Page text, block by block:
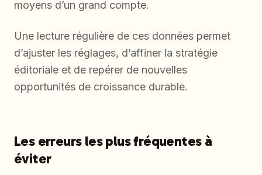
moyens d’un grand compte.
Une lecture régulière de ces données permet
d’ajuster les réglages, d’affiner la stratégie
éditoriale et de repérer de nouvelles
opportunités de croissance durable.
Les erreurs les plus fréquentes à
éviter